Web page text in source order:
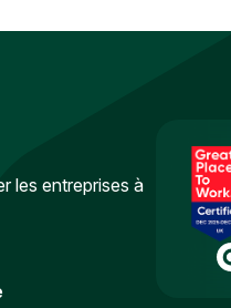
les entreprises à